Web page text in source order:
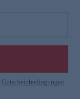
Gutscheinbedingungen